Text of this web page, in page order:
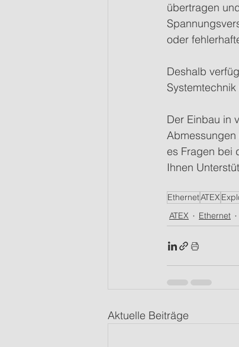
übertragen
oder
Deshalb
Der Einbau in
es Fragen bei
Ihnen
EthernetATEX
ATEX
Ethernet
Aktuelle Beiträge